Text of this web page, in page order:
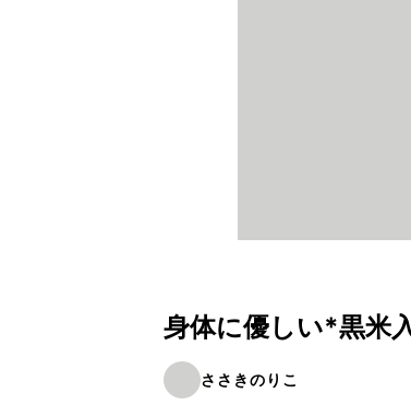
身体に優しい*黒米
ささきのりこ